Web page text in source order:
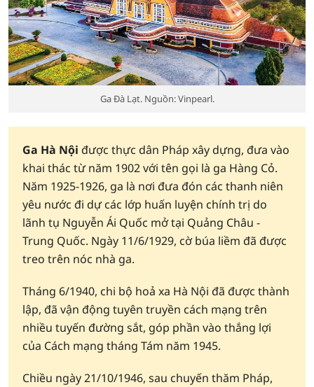
Ga Đà Lạt. Nguồn: Vinpearl.
Ga Hà Nội được thực dân Pháp xây dựng, đưa vào
khai thác từ năm 1902 với tên gọi là ga Hàng Cỏ.
Năm 1925-1926, ga là nơi đưa đón các thanh niên
yêu nước đi dự các lớp huấn luyện chính trị do
lãnh tụ Nguyễn Ái Quốc mở tại Quảng Châu -
Trung Quốc. Ngày 11/6/1929, cờ búa liềm đã được
treo trên nóc nhà ga.
Tháng 6/1940, chi bộ hoả xa Hà Nội đã được thành
lập, đã vận động tuyên truyền cách mạng trên
nhiều tuyến đường sắt, góp phần vào thắng lợi
của Cách mạng tháng Tám năm 1945.
Chiều ngày 21/10/1946, sau chuyến thăm Pháp,